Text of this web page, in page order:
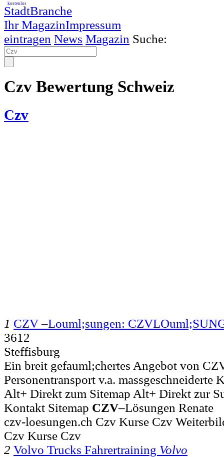
StadtBranche
Ihr MagazinImpressum
kostenlos
eintragen News Magazin Suche:
Czv Bewertung Schweiz
Czv
1 CZV –Louml;sungen:
3612
Steffisburg
Ein breit gefauml;chertes Angebot von
Personentransport v.a. massgeschneiderte
Alt+ Direkt zum Sitemap Alt+ Direkt zur
Kontakt Sitemap CZV–Lösungen Renate
czv-loesungen.ch Czv Kurse Czv
Czv Kurse Czv
2 Volvo Trucks Fahrertraining Volvo